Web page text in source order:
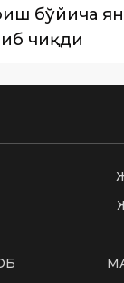
бўйича
чиқди